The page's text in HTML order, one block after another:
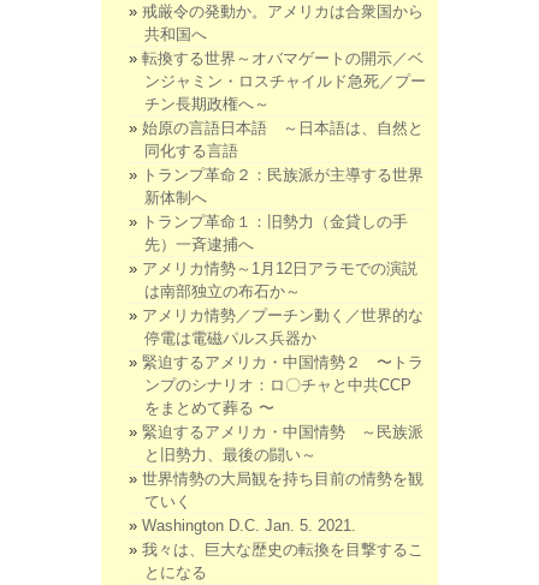
戒厳令の発動か。アメリカは合衆国から
共和国へ
転換する世界～オバマゲートの開示／ベ
ンジャミン・ロスチャイルド急死／プー
チン長期政権へ～
始原の言語日本語 ～日本語は、自然と
同化する言語
トランプ革命２：民族派が主導する世界
新体制へ
トランプ革命１：旧勢力（金貸しの手
先）一斉逮捕へ
アメリカ情勢～1月12日アラモでの演説
は南部独立の布石か～
アメリカ情勢／プーチン動く／世界的な
停電は電磁パルス兵器か
緊迫するアメリカ・中国情勢２ 〜トラ
ンプのシナリオ：ロ〇チャと中共CCP
をまとめて葬る 〜
緊迫するアメリカ・中国情勢 ～民族派
と旧勢力、最後の闘い～
世界情勢の大局観を持ち目前の情勢を観
ていく
Washington D.C. Jan. 5. 2021.
我々は、巨大な歴史の転換を目撃するこ
とになる